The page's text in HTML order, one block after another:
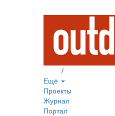
/
Ещё
Проекты
Журнал
Портал